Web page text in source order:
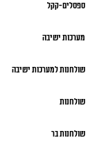
ספסלים-קקל
מערכות ישיבה
שולחנות למערכות ישיבה
שולחנות
שולחנות בר